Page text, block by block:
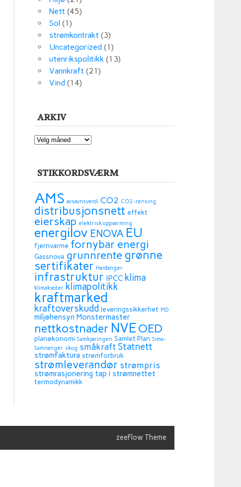
Nett (45)
Sol (1)
strømkontrakt (3)
Uncategorized (1)
utenrikspolitikk (13)
Vannkraft (21)
Vind (14)
ARKIV
ARKIV
STIKKORDSVÆRM
AMS avsavnsverdi CO2 CO2-rensing
distribusjonsnett effekt
eierskap elektrisk oppvarming
energilov ENOVA EU
fjernvarme fornybar energi
Gassnova grunnrente grønne
sertifikater Hardanger
infrastruktur IPCC klima
klimakvoter klimapolitikk
kraftmarked
kraftoverskudd leveringssikkerhet MD
miljøhensyn Monstermaster
nettkostnader NVE OED
planøkonomi Samkjøringen Samlet Plan Sima-
Samnanger skog småkraft Statnett
strømfaktura strømforbruk
strømleverandør strømpris
strømrasjonering tap i strømnettet
termodynamikk
zeeFlow Theme